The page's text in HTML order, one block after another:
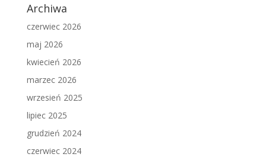
Archiwa
czerwiec 2026
maj 2026
kwiecień 2026
marzec 2026
wrzesień 2025
lipiec 2025
grudzień 2024
czerwiec 2024